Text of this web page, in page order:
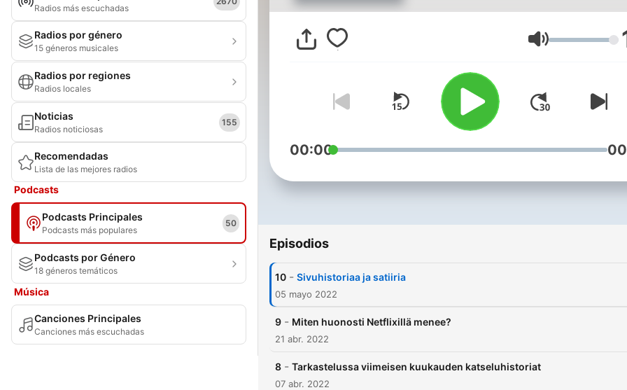
Radios más escuchadas
Radios por género
15 géneros musicales
Radios por regiones
Radios locales
Noticias
Radios noticiosas
155
Recomendadas
Lista de las mejores radios
Podcasts
Podcasts Principales
Podcasts más populares
50
Podcasts por Género
18 géneros temáticos
Música
Canciones Principales
Canciones más escuchadas
Volumen
00:00
Episodios
10 - Sivuhistoriaa ja satiiria
05 mayo 2022
9 - Miten huonosti Netflixillä menee?
21 abr. 2022
8 - Tarkastelussa viimeisen kuukauden katseluhistoriat
07 abr. 2022